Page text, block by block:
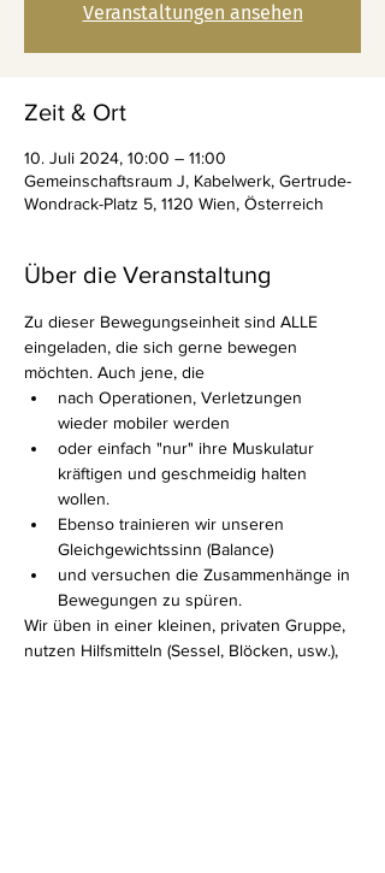
Veranstaltungen ansehen
Zeit & Ort
10. Juli 2024, 10:00 – 11:00
Gemeinschaftsraum J, Kabelwerk, Gertrude-
Wondrack-Platz 5, 1120 Wien, Österreich
Über die Veranstaltung
Zu dieser Bewegungseinheit sind ALLE
eingeladen, die sich gerne bewegen
möchten. Auch jene, die
nach Operationen, Verletzungen
wieder mobiler werden
oder einfach "nur" ihre Muskulatur
kräftigen und geschmeidig halten
wollen.
Ebenso trainieren wir unseren
Gleichgewichtssinn (Balance)
und versuchen die Zusammenhänge in
Bewegungen zu spüren.
Wir üben in einer kleinen, privaten Gruppe,
nutzen Hilfsmitteln (Sessel, Blöcken, usw.),